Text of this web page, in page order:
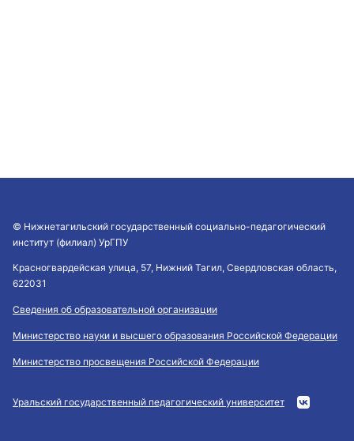
© Нижнетагильский государственный социально-педагогический
институт (филиал) УрГПУ
Красногвардейская улица, 57, Нижний Тагил, Свердловская область,
622031
Сведения об образовательной организации
Министерство науки и высшего образования Российской Федерации
Министерство просвещения Российской Федерации
Уральский государственный педагогический университет